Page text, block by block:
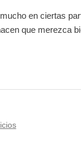
en ciertas
que merezca